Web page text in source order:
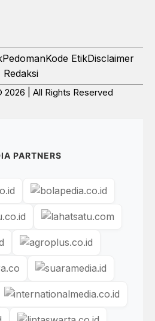
PedomanKode EtikDisclaimer
Redaksi
| All Rights Reserved
PARTNERS